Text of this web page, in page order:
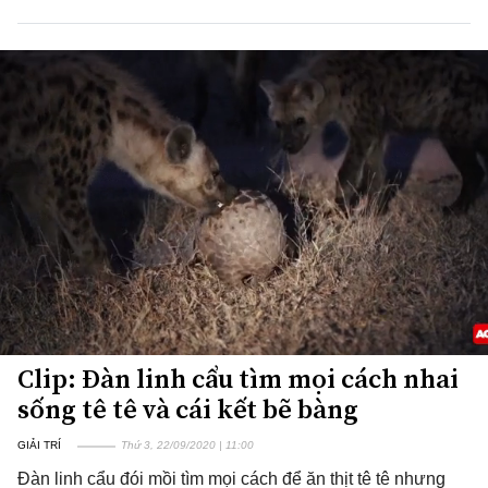
Clip: Đàn linh cẩu tìm mọi cách nhai
sống tê tê và cái kết bẽ bàng
GIẢI TRÍ Thứ 3, 22/09/2020 | 11:00
Đàn linh cẩu đói mồi tìm mọi cách để ăn thịt tê tê nhưng